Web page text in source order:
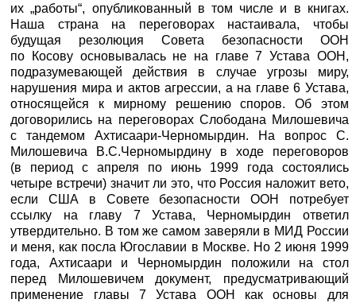
их „работы“, опубликованный в том числе и в книгах.
Наша страна на переговорах настаивала, чтобы
будущая резолюция Совета безопасности ООН
по Косову основывалась не на главе 7 Устава ООН,
подразумевающей действия в случае угрозы миру,
нарушения мира и актов агрессии, а на главе 6 Устава,
относящейся к мирному решению споров. Об этом
договорились на переговорах Слободана Милошевича
с тандемом Ахтисаари-Черномырдин. На вопрос С.
Милошевича В.С.Черномырдину в ходе переговоров
(в период с апреля по июнь 1999 года состоялись
четыре встречи) значит ли это, что Россия наложит вето,
если США в Совете безопасности ООН потребует
ссылку на главу 7 Устава, Черномырдин ответил
утвердительно. В том же самом заверяли в МИД России
и меня, как посла Югославии в Москве. Но 2 июня 1999
года, Ахтисаари и Черномырдин положили на стол
перед Милошевичем документ, предусматривающий
применение главы 7 Устава ООН как основы для